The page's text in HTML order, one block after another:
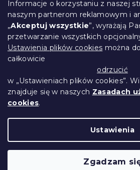
Informacje o korzystaniu z naszej
naszym partnerom reklamowym i
„Akceptuj wszystkie”, wyrażają
przetwarzanie wszystkich
Ustawienia plików cookies można
całkowicie
odrzucić
w „Ustawieniach plików cookies”.
znajduje się w naszych Zasadach
cookies.
Ustawienia
Zgadzam
y
Kontakt
Regulamin
Ochrona danych osobowych
Kodeks etyczny
Dla partnerów
Copyright 2026Przytulne
Wszystkie prawa zastrzeżone.
plików cookie